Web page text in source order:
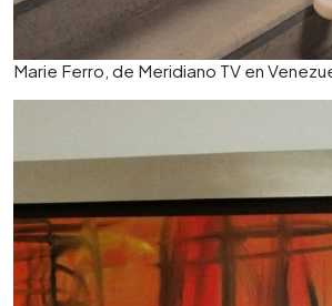
Marie Ferro, de Meridiano TV en